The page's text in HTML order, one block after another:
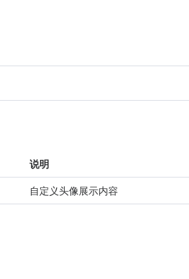
说明
自定义头像展示内容